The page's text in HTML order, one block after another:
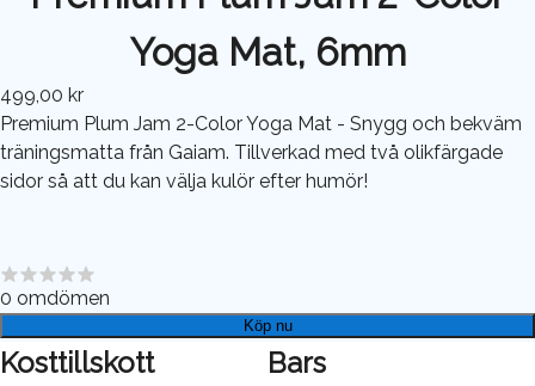
Yoga Mat, 6mm
499,00 kr
Premium Plum Jam 2-Color Yoga Mat - Snygg och bekväm
träningsmatta från Gaiam. Tillverkad med två olikfärgade
sidor så att du kan välja kulör efter humör!
0 omdömen
Köp nu
Kosttillskott Bars